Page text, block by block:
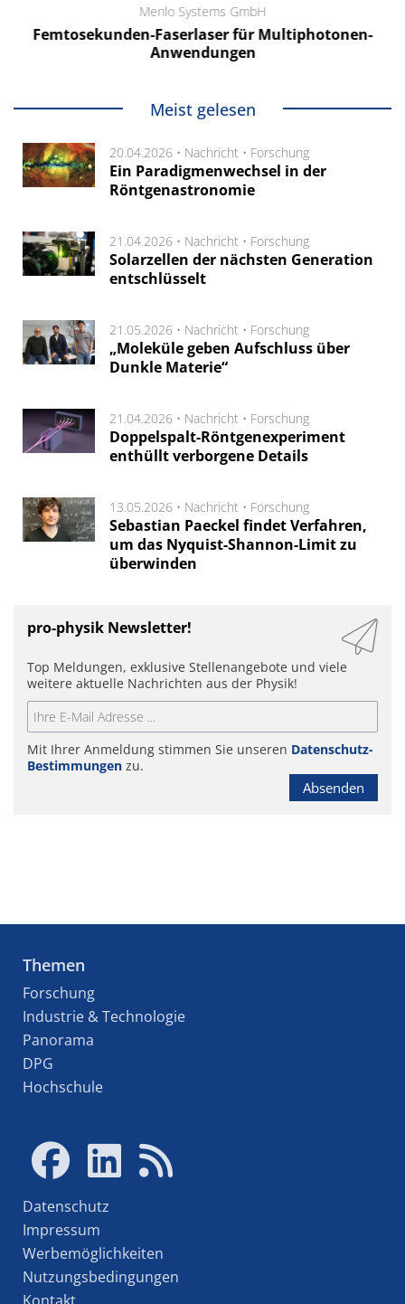
Menlo Systems GmbH
Femtosekunden-Faserlaser für Multiphotonen-
Anwendungen
Meist gelesen
20.04.2026 • Nachricht • Forschung
Ein Paradigmenwechsel in der
Röntgenastronomie
21.04.2026 • Nachricht • Forschung
Solarzellen der nächsten Generation
entschlüsselt
21.05.2026 • Nachricht • Forschung
„Moleküle geben Aufschluss über
Dunkle Materie“
21.04.2026 • Nachricht • Forschung
Doppelspalt-Röntgenexperiment
enthüllt verborgene Details
13.05.2026 • Nachricht • Forschung
Sebastian Paeckel findet Verfahren,
um das Nyquist-Shannon-Limit zu
überwinden
pro-physik Newsletter!
Top Meldungen, exklusive Stellenangebote und viele
weitere aktuelle Nachrichten aus der Physik!
Mit Ihrer Anmeldung stimmen Sie unseren Datenschutz-
Bestimmungen zu.
Absenden
Themen
Forschung
Industrie & Technologie
Panorama
DPG
Hochschule
Datenschutz
Impressum
Werbemöglichkeiten
Nutzungsbedingungen
Kontakt